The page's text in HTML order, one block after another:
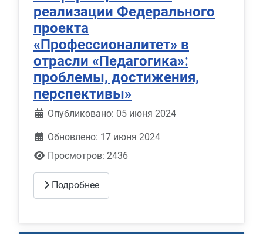
реализации Федерального
проекта
«Профессионалитет» в
отрасли «Педагогика»:
проблемы, достижения,
перспективы»
Информация о материале
Опубликовано: 05 июня 2024
Обновлено: 17 июня 2024
Просмотров: 2436
Подробнее